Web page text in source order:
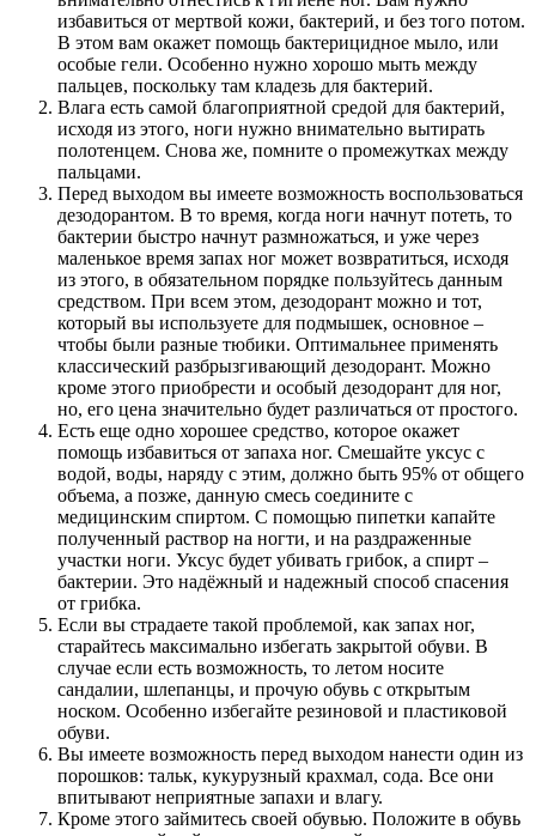
избавиться от мертвой кожи, бактерий, и без того потом.
В этом вам окажет помощь бактерицидное мыло, или
особые гели. Особенно нужно хорошо мыть между
пальцев, поскольку там кладезь для бактерий.
Влага есть самой благоприятной средой для бактерий,
исходя из этого, ноги нужно внимательно вытирать
полотенцем. Снова же, помните о промежутках между
пальцами.
Перед выходом вы имеете возможность воспользоваться
дезодорантом. В то время, когда ноги начнут потеть, то
бактерии быстро начнут размножаться, и уже через
маленькое время запах ног может возвратиться, исходя
из этого, в обязательном порядке пользуйтесь данным
средством. При всем этом, дезодорант можно и тот,
который вы используете для подмышек, основное –
чтобы были разные тюбики. Оптимальнее применять
классический разбрызгивающий дезодорант. Можно
кроме этого приобрести и особый дезодорант для ног,
но, его цена значительно будет различаться от простого.
Есть еще одно хорошее средство, которое окажет
помощь избавиться от запаха ног. Смешайте уксус с
водой, воды, наряду с этим, должно быть 95% от общего
объема, а позже, данную смесь соедините с
медицинским спиртом. С помощью пипетки капайте
полученный раствор на ногти, и на раздраженные
участки ноги. Уксус будет убивать грибок, а спирт –
бактерии. Это надёжный и надежный способ спасения
от грибка.
Если вы страдаете такой проблемой, как запах ног,
старайтесь максимально избегать закрытой обуви. В
случае если есть возможность, то летом носите
сандалии, шлепанцы, и прочую обувь с открытым
носком. Особенно избегайте резиновой и пластиковой
обуви.
Вы имеете возможность перед выходом нанести один из
порошков: тальк, кукурузный крахмал, сода. Все они
впитывают неприятные запахи и влагу.
Кроме этого займитесь своей обувью. Положите в обувь